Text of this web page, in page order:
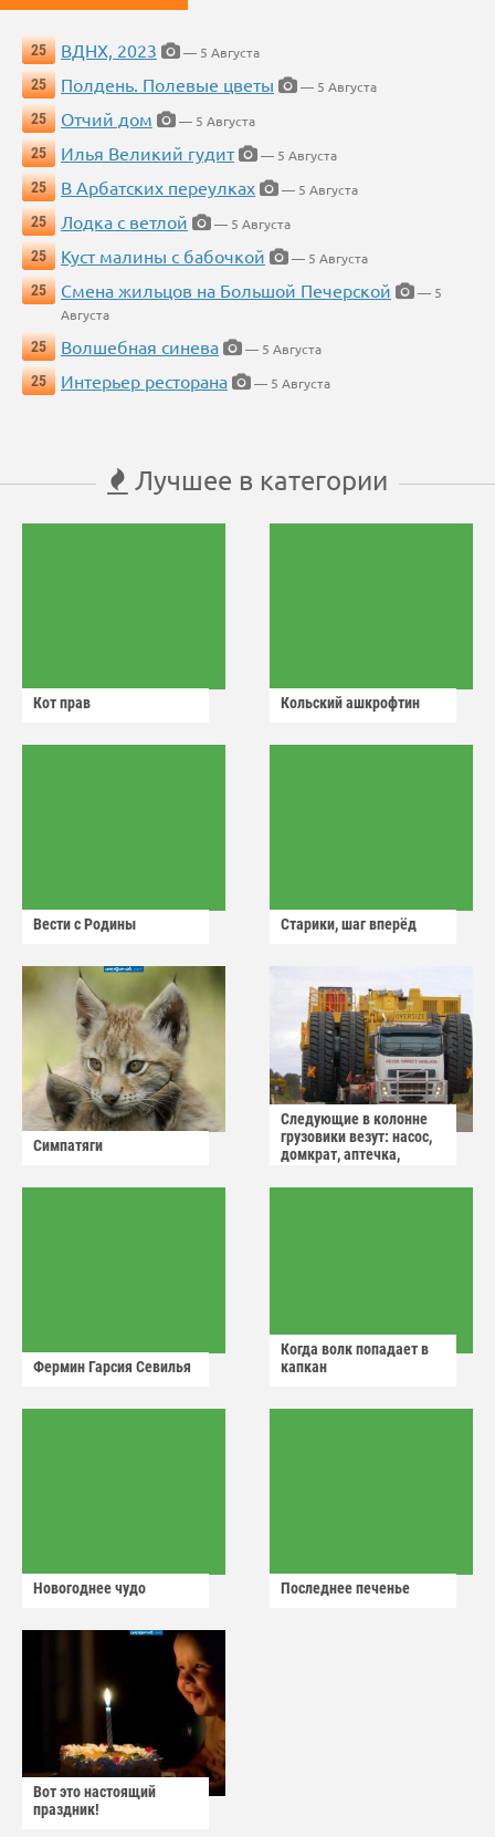
25 ВДНХ, 2023
— 5 Августа
25
Полдень. Полевые цветы
— 5 Августа
25
Отчий дом
— 5 Августа
25
Илья Великий гудит
— 5 Августа
25
В Арбатских переулках
— 5 Августа
25
Лодка с ветлой
— 5 Августа
25
Куст малины с бабочкой
— 5 Августа
25
Смена жильцов на Большой Печерской
— 5
Августа
25
Волшебная синева
— 5 Августа
25
Интерьер ресторана — 5 Августа
Лучшее в категории
Кот прав Кольский ашкрофтин
Вести с Родины Старики, шаг вперёд
Симпатяги
Следующие в колонне
грузовики везут: насос,
домкрат, аптечка,
Фермин Гарсия Севилья
Когда волк попадает в
капкан
Новогоднее чудо Последнее печенье
Вот это настоящий
праздник!